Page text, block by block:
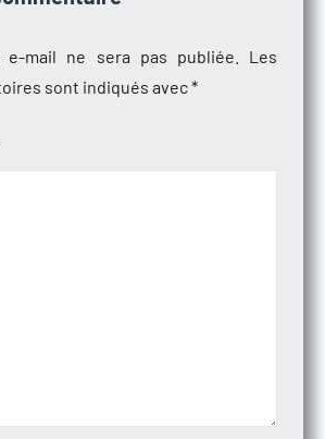
e-mail ne sera pas publiée.
Les
sont indiqués avec*